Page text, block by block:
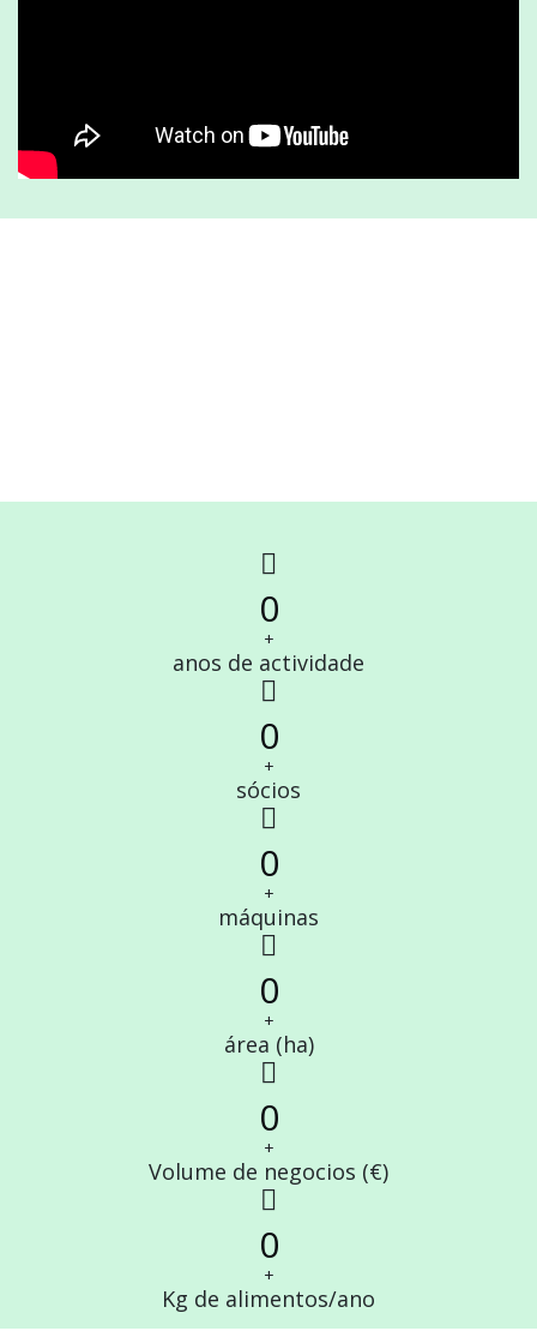
calendar-
0
+
anos de actividade
users
0
+
sócios
truck-
0
+
máquinas
map
0
+
área (ha)
chart-
0
+
Volume de negocios (€)
viadeo
0
+
Kg de alimentos/ano